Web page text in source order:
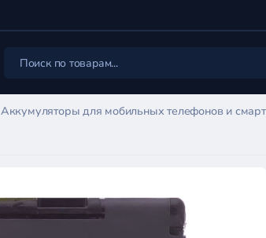
Аккумуляторы для мобильных телефонов и